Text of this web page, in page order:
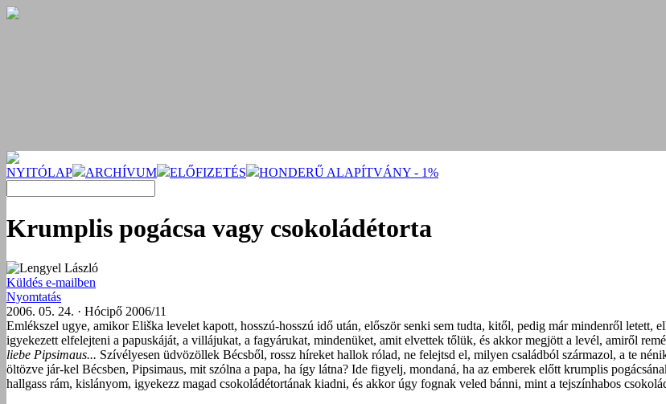
NYITÓLAP ARCHÍVUM ELŐFIZETÉS HONDERŰ ALAPÍTVÁNY - 1%
Krumplis pogácsa vagy csokoládétorta
Lengyel László
Küldés e-mailben
Nyomtatás
2006. 05. 24. · Hócipő 2006/11
Emlékszel ugye, amikor Eliška levelet kapott, hosszú-hosszú idő után, először senki sem tudta, kitől, pedig már mindenről letett,
igyekezett elfelejteni a papuskáját, a villájukat, a fagyárukat, mindenüket, amit elvettek tőlük, és akkor megjött a levél, amiről
liebe Pipsimaus... Szívélyesen üdvözöllek Bécsből, rossz híreket hallok rólad, ne felejtsd el, milyen családból származol, a te
öltözve jár-kel Bécsben, Pipsimaus, mit szólna a papa, ha így látna? Ide figyelj, mondaná, ha az emberek előtt krumplis
hallgass rám, kislányom, igyekezz magad csokoládétortának kiadni, és akkor úgy fognak veled bánni, mint a tejszínhabos